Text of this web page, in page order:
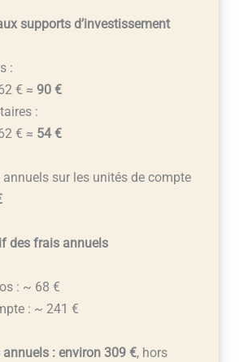
supports d’investissement
:
€ ≈ 90 €
:
€ ≈ 54 €
sur les unités de compte
des frais annuels
: ~ 68 €
: ~ 241 €
: environ 309 €, hors